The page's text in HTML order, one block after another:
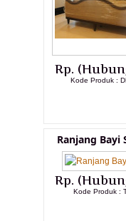
Rp.
Kode Produk :
Ranjang Bayi
Rp.
Kode Produk :